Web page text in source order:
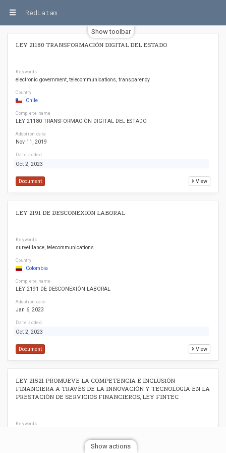
RedLatam
Show toolbar
LEY 21180 TRANSFORMACIÓN DIGITAL DEL ESTADO
Keywords
electronic government telecommunications transparency
Country
Chile
Complete name
LEY 21180 TRANSFORMACIÓN DIGITAL DEL ESTADO
Adoption date
Nov 11, 2019
Date added
Oct 2, 2023
Document View
LEY 2191 DE DESCONEXIÓN LABORAL
Keywords
surveillance telecommunications
Country
Colombia
Complete name
LEY 2191 DE DESCONEXIÓN LABORAL
Adoption date
Jan 6, 2023
Date added
Oct 2, 2023
Document View
LEY 21521 PROMUEVE LA COMPETENCIA E INCLUSIÓN
FINANCIERA A TRAVÉS DE LA INNOVACIÓN Y TECNOLOGÍA EN LA
PRESTACIÓN DE SERVICIOS FINANCIEROS, LEY FINTEC
Keywords
Show actions